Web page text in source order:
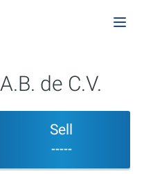
de C.V.
Sell
-----